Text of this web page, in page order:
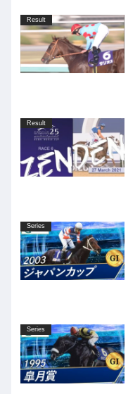
Result
Result
Series
Series